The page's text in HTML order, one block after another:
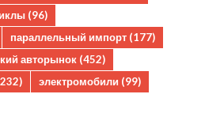
(96)
параллельный импорт (177)
авторынок (452)
электромобили (99)